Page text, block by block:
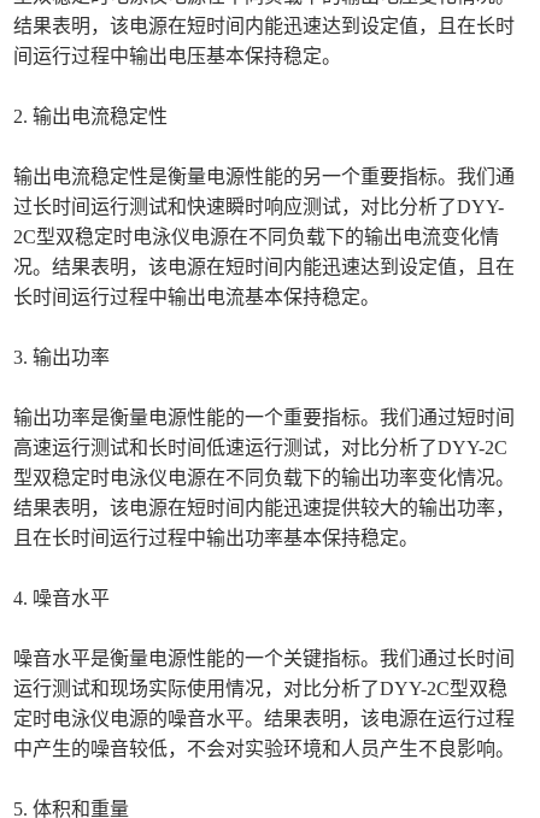
结果表明，该电源在短时间内能迅速达到设定值，且在长时
间运行过程中输出电压基本保持稳定。
2. 输出电流稳定性
输出电流稳定性是衡量电源性能的另一个重要指标。我们通
过长时间运行测试和快速瞬时响应测试，对比分析了DYY-
2C型双稳定时电泳仪电源在不同负载下的输出电流变化情
况。结果表明，该电源在短时间内能迅速达到设定值，且在
长时间运行过程中输出电流基本保持稳定。
3. 输出功率
输出功率是衡量电源性能的一个重要指标。我们通过短时间
高速运行测试和长时间低速运行测试，对比分析了DYY-2C
型双稳定时电泳仪电源在不同负载下的输出功率变化情况。
结果表明，该电源在短时间内能迅速提供较大的输出功率，
且在长时间运行过程中输出功率基本保持稳定。
4. 噪音水平
噪音水平是衡量电源性能的一个关键指标。我们通过长时间
运行测试和现场实际使用情况，对比分析了DYY-2C型双稳
定时电泳仪电源的噪音水平。结果表明，该电源在运行过程
中产生的噪音较低，不会对实验环境和人员产生不良影响。
5. 体积和重量